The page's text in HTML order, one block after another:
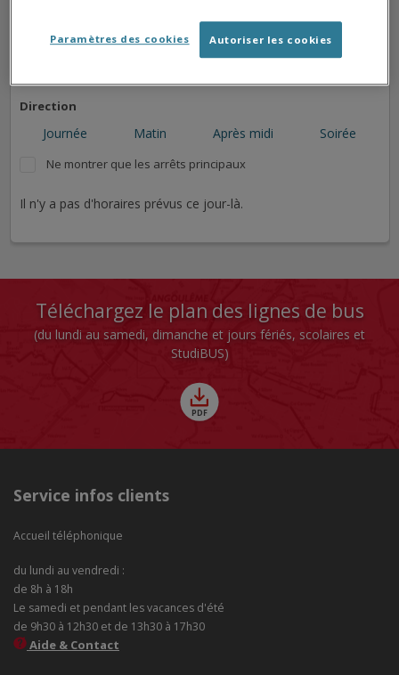
➜ ➜
➜
Direction
Journée Matin Après midi Soirée
Ne montrer que les arrêts principaux
Il n'y a pas d'horaires prévus ce jour-là.
Téléchargez le plan des lignes de bus
(du lundi au samedi, dimanche et jours fériés, scolaires et
StudiBUS)
Service infos clients
Accueil téléphonique
du lundi au vendredi :
de 8h à 18h
Le samedi et pendant les vacances d'été
de 9h30 à 12h30 et de 13h30 à 17h30
Aide & Contact
Autoriser les cookies
Paramètres des cookies